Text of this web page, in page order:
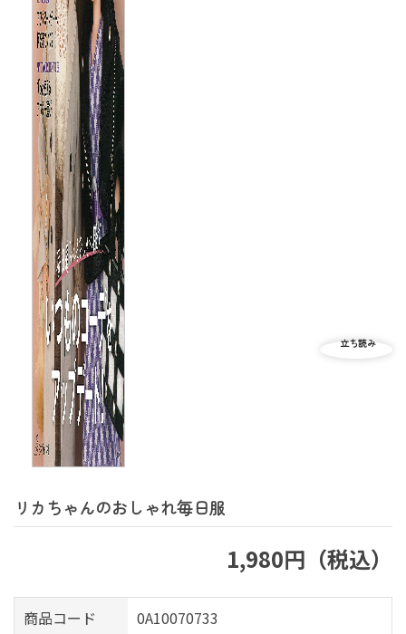
リカちゃんのおしゃれ毎日服
1,980円（税込）
商品コード
0A10070733